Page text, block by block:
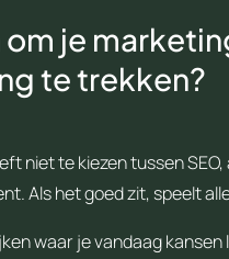
om je
te trekken?
niet te kiezen tussen SEO,
Als het goed zit, speelt
waar je vandaag kansen